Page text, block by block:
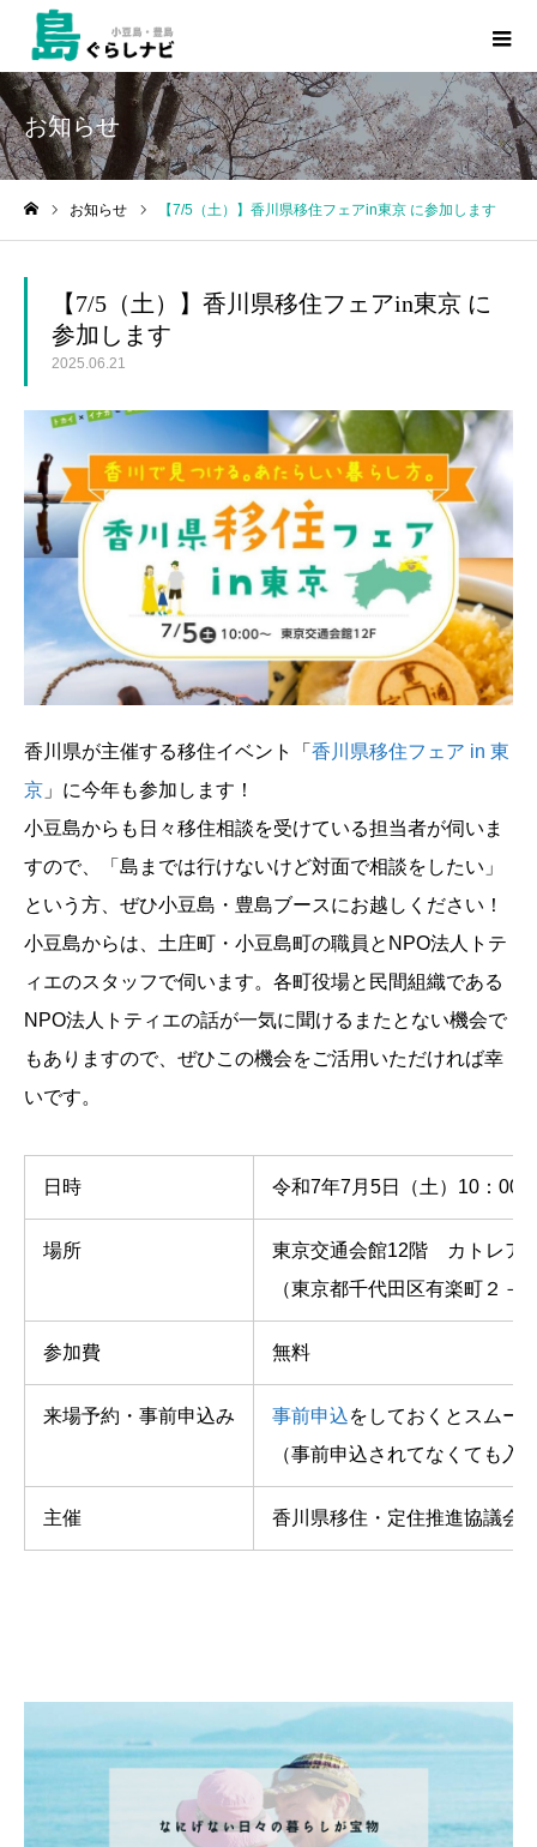
お知らせ
お知らせ 【7/5（土）】香川県移住フェアin東京 に参加します
【7/5（土）】香川県移住フェアin東京 に
参加します
2025.06.21
香川県が主催する移住イベント「 香川県移住フェア in 東
京 」に今年も参加します！
小豆島からも日々移住相談を受けている担当者が伺いま
すので、「島までは行けないけど対面で相談をしたい」
という方、ぜひ小豆島・豊島ブースにお越しください！
小豆島からは、土庄町・小豆島町の職員とNPO法人トテ
ィエのスタッフで伺います。各町役場と民間組織である
NPO法人トティエの話が一気に聞けるまたとない機会で
もありますので、ぜひこの機会をご活用いただければ幸
いです。
日時 令和7年7月5日（土）10：00
場所
東京交通会館12階 カトレア
（東京都千代田区有楽町２
参加費 無料
来場予約・事前申込み 事前申込をしておくとスム
（事前申込されてなくても入
主催 香川県移住・定住推進協議会